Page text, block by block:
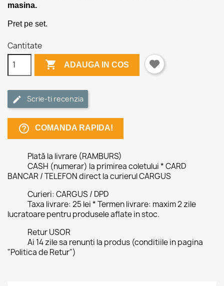
masina.
Pret pe set.
Cantitate
 ADAUGA IN COS
Scrie-ti recenzia
help_outline COMANDA RAPIDA!
Plată la livrare (RAMBURS)
CASH (numerar) la primirea coletului * CARD
BANCAR / TELEFON direct la curierul CARGUS
Curieri: CARGUS / DPD
Taxa livrare: 25 lei * Termen livrare: maxim 2 zile
lucratoare pentru produsele aflate in stoc.
Retur USOR
Ai 14 zile sa renunti la produs (conditiile in pagina
"Politica de Retur")